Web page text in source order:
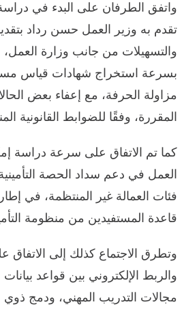
واتفق الطرفان على البدء في دراسة
تقدم به وزير العمل حسن رداد
والتسهيلات من جانب وزارة العمل،
بسرعة استخراج شهادات قياس
مزاولة الحرفة، مع إعفاء بعض
المقررة، وفقًا للضوابط القانونية
كما تم الاتفاق على سرعة دراسة
العمل في دعم سداد الحصة
فئات العمالة غير المنتظمة، في
قاعدة المستفيدين من منظومة
وتطرق الاجتماع كذلك إلى الاتفاق
والربط الإلكتروني بين قواعد
مجالات التدريب المهني، ودمج